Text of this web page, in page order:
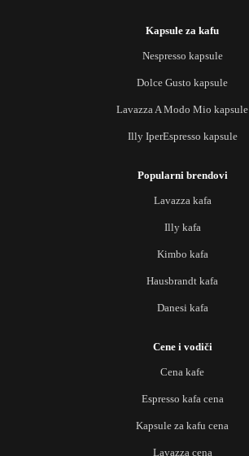
Kapsule za kafu
Nespresso kapsule
Dolce Gusto kapsule
Lavazza A Modo Mio kapsule
Illy IperEspresso kapsule
Popularni brendovi
Lavazza kafa
Illy kafa
Kimbo kafa
Hausbrandt kafa
Danesi kafa
Cene i vodiči
Cena kafe
Espresso kafa cena
Kapsule za kafu cena
Lavazza cena